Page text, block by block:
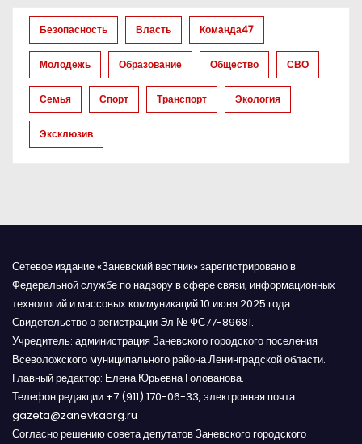
з
а
п
и
с
м
Безопасность Власть Команда47
Молодёжь Образование Общество СВО
Семья Спорт Транспорт Экология
Эксклюзив
Сетевое издание «Заневский вестник» зарегистрировано в
Федеральной службе по надзору в сфере связи, информационных
технологий и массовых коммуникаций 10 июня 2025 года.
Свидетельство о регистрации Эл № ФС77-89681.
Учредитель: администрация Заневского городского поселения
Всеволожского муниципального района Ленинградской области.
Главный редактор: Елена Юрьевна Голованова.
Телефон редакции +7 (911) 170-06-33, электронная почта:
gazeta@zanevkaorg.ru
Согласно решению совета депутатов Заневского городского